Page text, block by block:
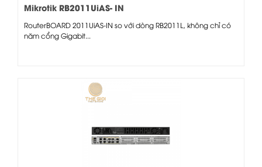
Mikrotik RB2011UiAS- IN
RouterBOARD 2011UiAS-IN so với dòng RB2011L, không chỉ có
năm cổng Gigabit...